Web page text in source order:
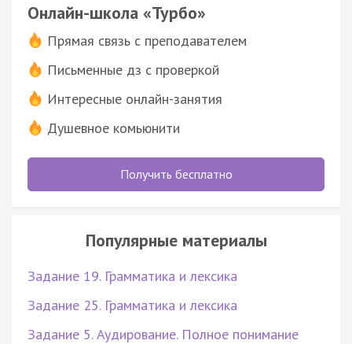
Онлайн-школа «Турбо»
Прямая связь с преподавателем
Письменные дз с проверкой
Интересные онлайн-занятия
Душевное комьюнити
Получить бесплатно
Популярные материалы
Задание 19. Грамматика и лексика
Задание 25. Грамматика и лексика
Задание 5. Аудирование. Полное понимание